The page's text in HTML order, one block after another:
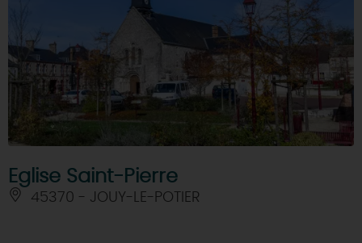
Eglise Saint-Pierre
45370 - JOUY-LE-POTIER